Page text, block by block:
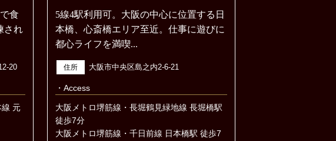
食
され
20
線 元
5線4駅利用可。大阪の中心に位置する日
本橋、心斎橋エリア至近。仕事に遊びに
都心ライフを満喫...
住所 大阪市中央区島之内2-6-21
・Access
大阪メトロ堺筋線・長堀鶴見緑地線 長堀橋駅
徒歩7分
大阪メトロ堺筋線・千日前線 日本橋駅 徒歩7